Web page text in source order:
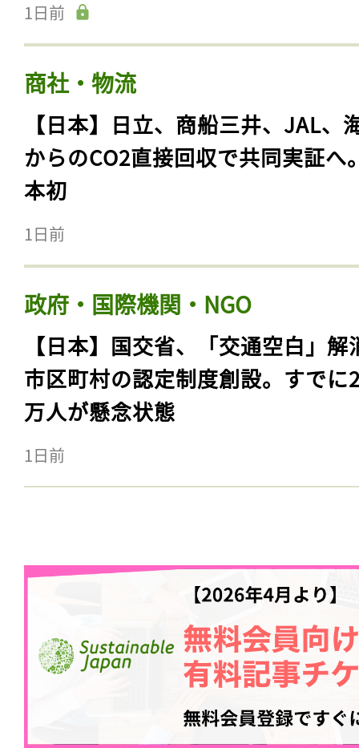
1日前
商社・物流
【日本】日立、商船三井、JAL、
からのCO2直接回収で共同実証へ
本初
1日前
政府・国際機関・NGO
【日本】国交省、「交通空白」解
市区町村の認定制度創設。すでに
万人が懸念状態
1日前